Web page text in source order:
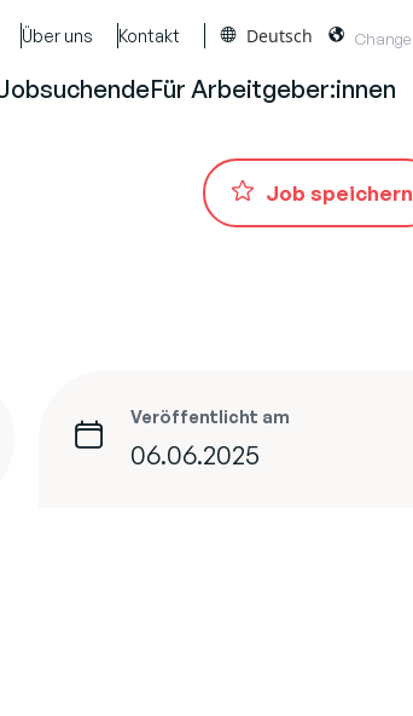
Über uns Kontakt Deutsch
Für Arbeitgeber:innen
Job speichern
Veröffentlicht am
06.06.2025